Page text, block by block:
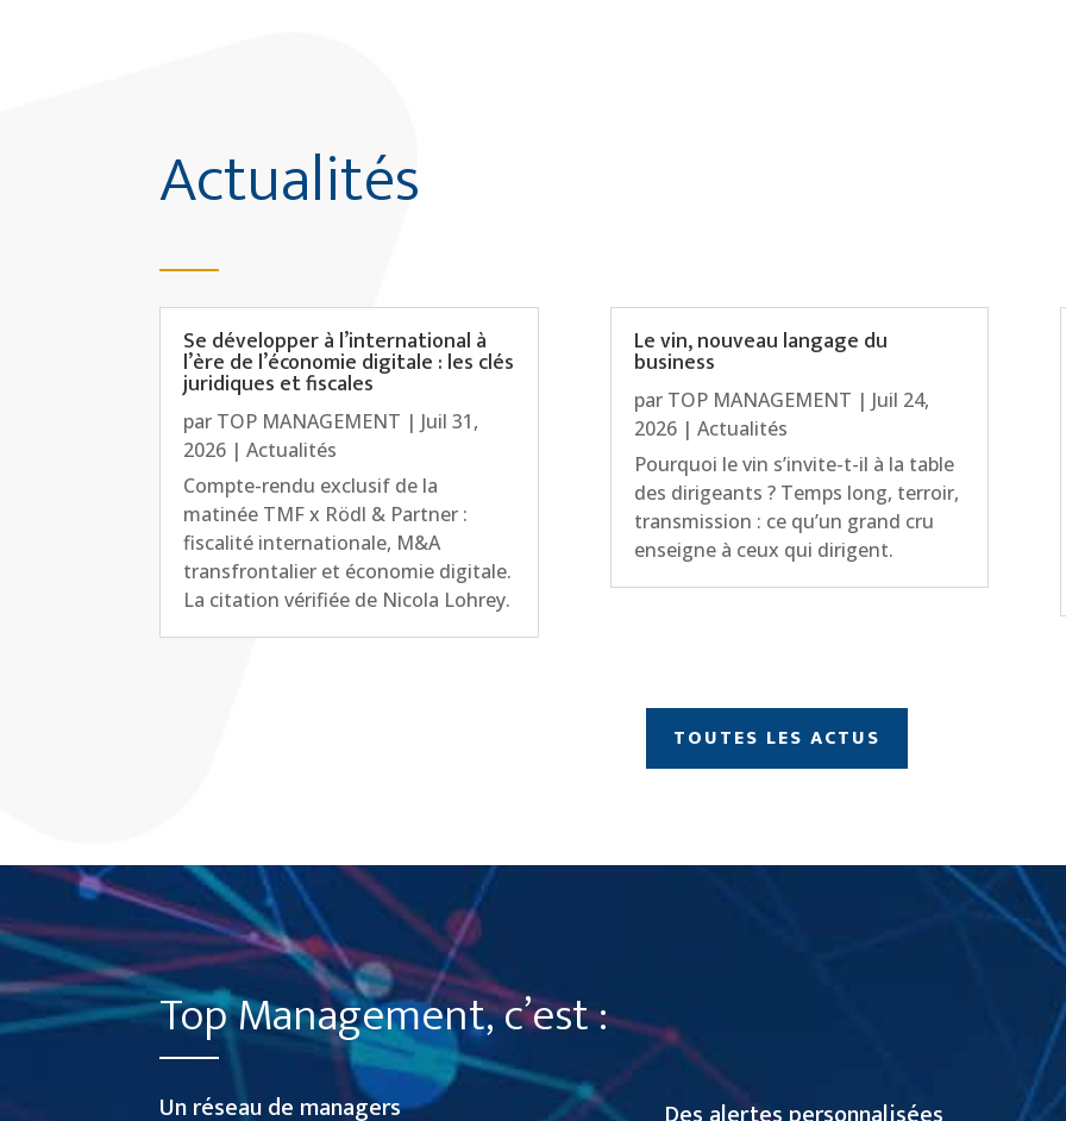
Actualités
Se développer à l’international à
l’ère de l’économie digitale : les clés
juridiques et fiscales
par TOP MANAGEMENT | Juil 31,
2026 |Actualités
Compte-rendu exclusif de la
matinée TMF x Rödl & Partner :
fiscalité internationale, M&A
transfrontalier et économie digitale.
La citation vérifiée de Nicola Lohrey.
Le vin, nouveau langage du
business
par TOP MANAGEMENT | Juil 24,
2026| Actualités
Pourquoi le vin s’invite-t-il à la table
des dirigeants ? Temps long, terroir,
transmission : ce qu’un grand cru
enseigne à ceux qui dirigent.
TOUTES LES ACTUS
Top Management, c’est :
Un réseau de managers